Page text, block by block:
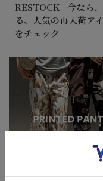
RESTOCK - 今なら
る。人気の再入荷ア
をチェック